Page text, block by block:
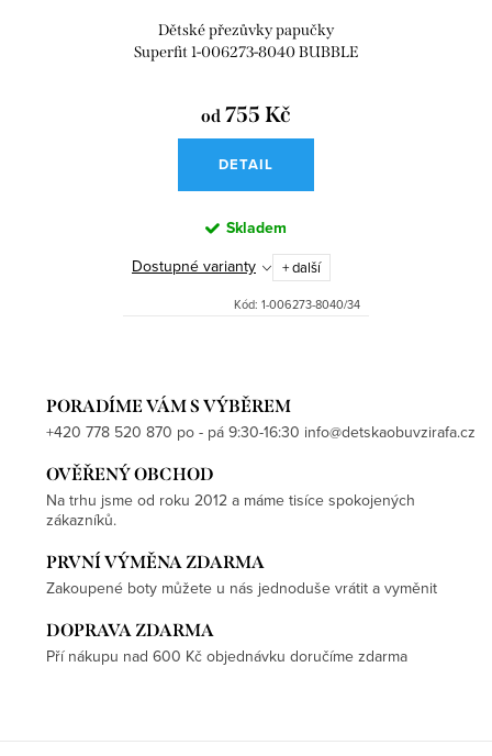
Dětské přezůvky papučky
Superfit 1-006273-8040 BUBBLE
od 755 Kč
DETAIL
Skladem
Dostupné varianty + další
Kód: 1-006273-8040/34
PORADÍME VÁM S VÝBĚREM
+420 778 520 870 po - pá 9:30-16:30 info@detskaobuvzirafa.cz
OVĚŘENÝ OBCHOD
Na trhu jsme od roku 2012 a máme tisíce spokojených
zákazníků.
PRVNÍ VÝMĚNA ZDARMA
Zakoupené boty můžete u nás jednoduše vrátit a vyměnit
DOPRAVA ZDARMA
Pří nákupu nad 600 Kč objednávku doručíme zdarma